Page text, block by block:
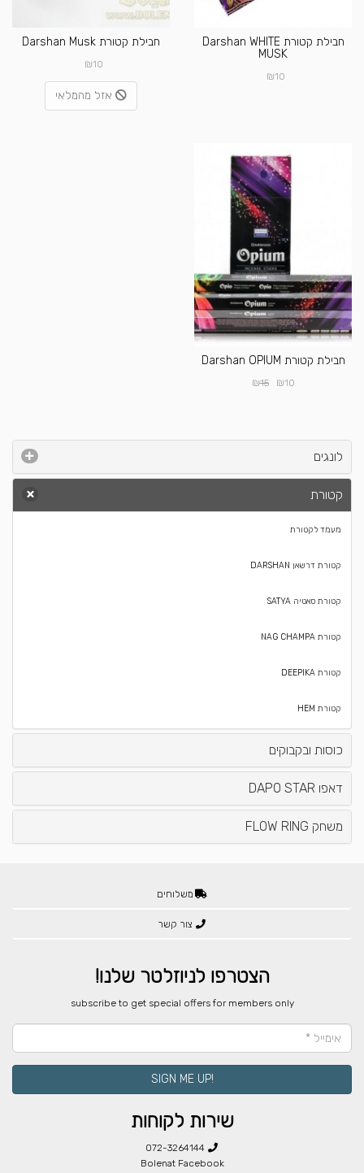
חבילת קטורת Darshan WHITE
MUSK
₪10
חבילת קטורת Darshan Musk
₪10
אזל מהמלאי
חבילת קטורת Darshan OPIUM
₪10
₪15
לונגים
קטורת
מעמד לקטורת
קטורת דרשאן DARSHAN
קטורת סאטיה SATYA
קטורת NAG CHAMPA
קטורת DEEPIKA
קטורת HEM
כוסות ובקבוקים
דאפו DAPO STAR
משחק FLOW RING
משלוחים
צור קשר
הצטרפו לניוזלטר שלנו!
​subscribe to get special offers for members only
!SIGN ME UP
שירות לקוחות
072-3264144
Bolenat Facebook